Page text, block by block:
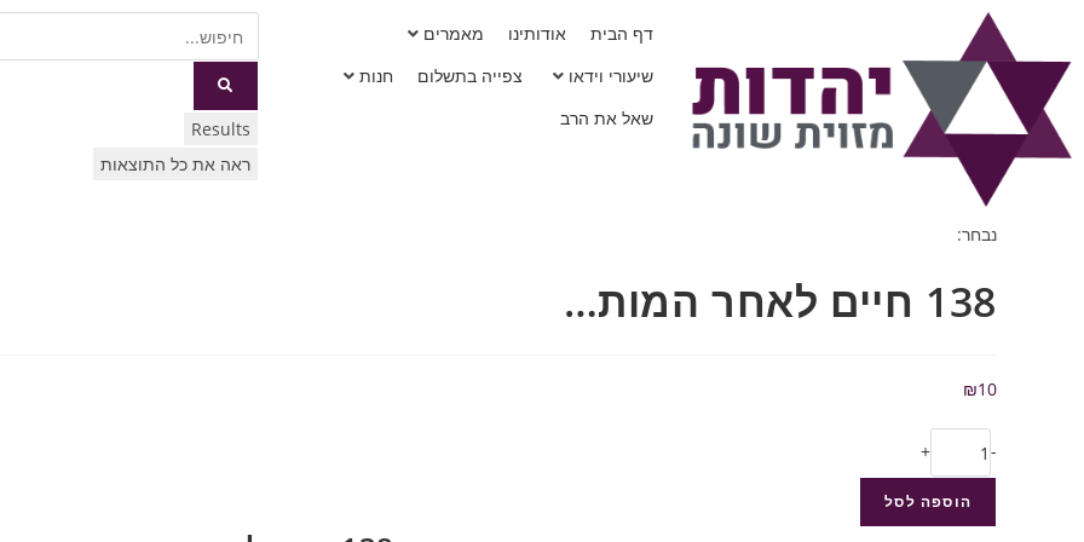
דף הבית אודותינו
מאמרים
שיעורי וידאו
צפייה בתשלום
חנות
שאל את הרב
Results
ראה את כל התוצאות
נבחר:
138 חיים לאחר המות…
₪10
-
+
הוספה לסל